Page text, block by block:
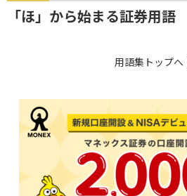
「ほ」から始まる証券用語
用語集トップへ